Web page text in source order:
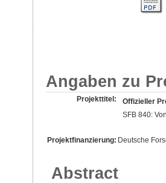
Angaben zu
Projekttitel:
Offizieller
SFB 840:
Projektfinanzierung: Deutsche
Abstract